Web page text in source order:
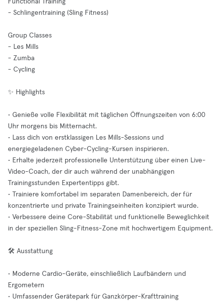
Functional Training
- Schlingentraining (Sling Fitness)
Group Classes
- Les Mills
- Zumba
- Cycling
✨ Highlights
• Genieße volle Flexibilität mit täglichen Öffnungszeiten von 6:00
Uhr morgens bis Mitternacht.
• Lass dich von erstklassigen Les Mills-Sessions und
energiegeladenen Cyber-Cycling-Kursen inspirieren.
• Erhalte jederzeit professionelle Unterstützung über einen Live-
Video-Coach, der dir auch während der unabhängigen
Trainingsstunden Expertentipps gibt.
• Trainiere komfortabel im separaten Damenbereich, der für
konzentrierte und private Trainingseinheiten konzipiert wurde.
• Verbessere deine Core-Stabilität und funktionelle Beweglichkeit
in der speziellen Sling-Fitness-Zone mit hochwertigem Equipment.
🛠️ Ausstattung
• Moderne Cardio-Geräte, einschließlich Laufbändern und
Ergometern
• Umfassender Gerätepark für Ganzkörper-Krafttraining